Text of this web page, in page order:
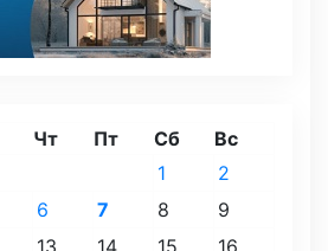
Чт Пт Сб Вс
1
2
6 7 8
9
13 14 15
16